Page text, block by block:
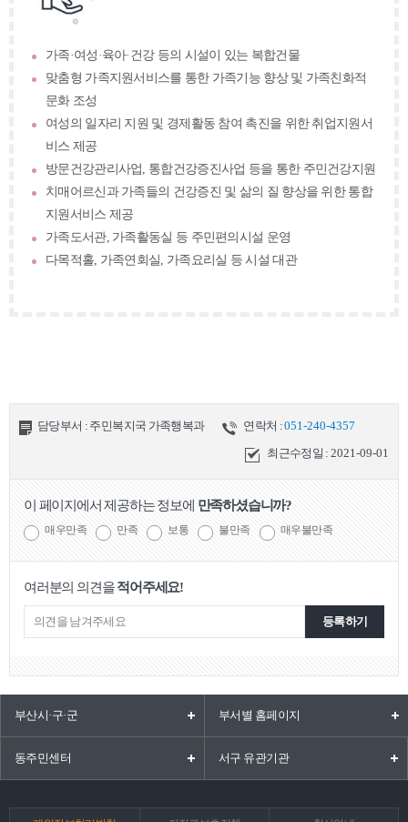
가족·여성·육아·건강 등의 시설이 있는 복합건물
맞춤형 가족지원서비스를 통한 가족기능 향상 및 가족친화적
문화 조성
여성의 일자리 지원 및 경제활동 참여 촉진을 위한 취업지원서
비스 제공
방문건강관리사업, 통합건강증진사업 등을 통한 주민건강지원
치매어르신과 가족들의 건강증진 및 삶의 질 향상을 위한 통합
지원서비스 제공
가족도서관, 가족활동실 등 주민편의시설 운영
다목적홀, 가족연회실, 가족요리실 등 시설 대관
담당부서 : 주민복지국 가족행복과 연락처 :051-240-4357
최근수정일 : 2021-09-01
이 페이지에서 제공하는 정보에 만족하셨습니까?
매우만족 만족 보통 불만족 매우불만족
여러분의 의견을적어주세요!
등록하기
부산시·구·군 부서별 홈페이지
동주민센터 서구 유관기관